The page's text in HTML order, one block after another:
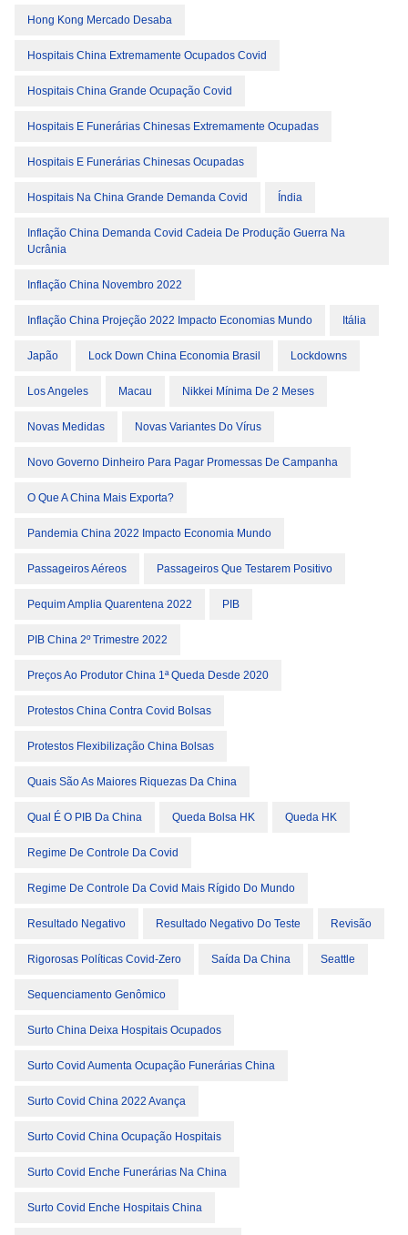
Hong Kong Mercado Desaba
Hospitais China Extremamente Ocupados Covid
Hospitais China Grande Ocupação Covid
Hospitais E Funerárias Chinesas Extremamente Ocupadas
Hospitais E Funerárias Chinesas Ocupadas
Hospitais Na China Grande Demanda Covid Índia
Inflação China Demanda Covid Cadeia De Produção Guerra Na
Ucrânia
Inflação China Novembro 2022
Inflação China Projeção 2022 Impacto Economias Mundo Itália
Japão Lock Down China Economia Brasil Lockdowns
Los Angeles Macau Nikkei Mínima De 2 Meses
Novas Medidas Novas Variantes Do Vírus
Novo Governo Dinheiro Para Pagar Promessas De Campanha
O Que A China Mais Exporta?
Pandemia China 2022 Impacto Economia Mundo
Passageiros Aéreos Passageiros Que Testarem Positivo
Pequim Amplia Quarentena 2022 PIB
PIB China 2º Trimestre 2022
Preços Ao Produtor China 1ª Queda Desde 2020
Protestos China Contra Covid Bolsas
Protestos Flexibilização China Bolsas
Quais São As Maiores Riquezas Da China
Qual É O PIB Da China Queda Bolsa HK Queda HK
Regime De Controle Da Covid
Regime De Controle Da Covid Mais Rígido Do Mundo
Resultado Negativo Resultado Negativo Do Teste Revisão
Rigorosas Políticas Covid-Zero Saída Da China Seattle
Sequenciamento Genômico
Surto China Deixa Hospitais Ocupados
Surto Covid Aumenta Ocupação Funerárias China
Surto Covid China 2022 Avança
Surto Covid China Ocupação Hospitais
Surto Covid Enche Funerárias Na China
Surto Covid Enche Hospitais China